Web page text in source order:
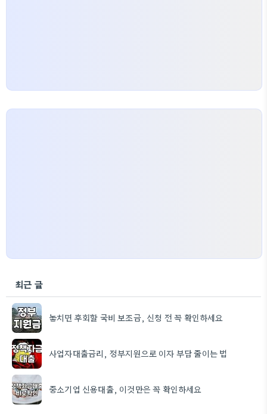
최근 글
놓치면 후회할 국비 보조금, 신청 전 꼭 확인하세요
사업자대출금리, 정부지원으로 이자 부담 줄이는 법
중소기업 신용대출, 이것만은 꼭 확인하세요